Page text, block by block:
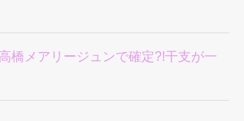
橋メアリージュンで確定?!干支が一